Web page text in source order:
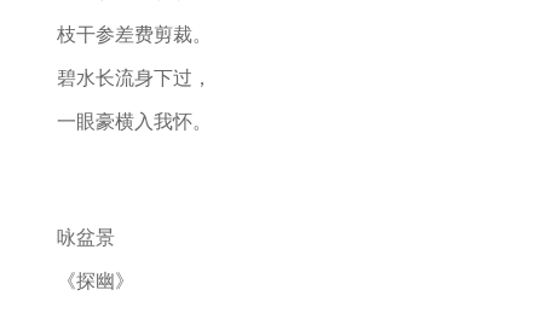
枝干参差费剪裁。
碧水长流身下过，
一眼豪横入我怀。
咏盆景
《探幽》